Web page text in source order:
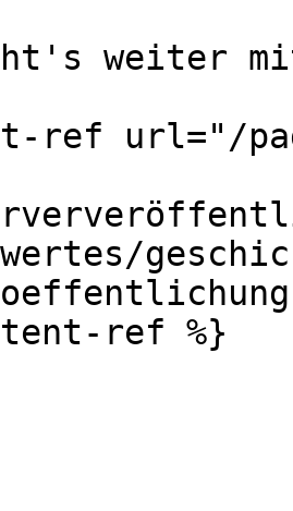
weiter
ref url="/